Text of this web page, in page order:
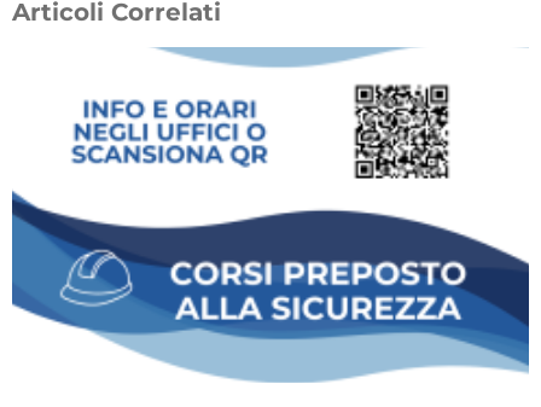
Articoli Correlati